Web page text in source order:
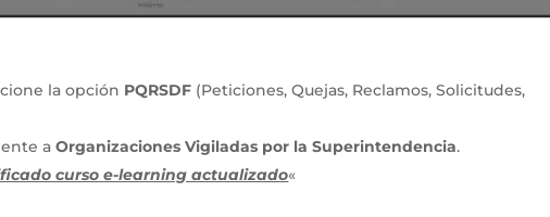
la opción PQRSDF (Peticiones, Quejas, Reclamos, Solicitudes,
aOrganizaciones Vigiladas por la Superintendencia.
curso e-learning actualizado«